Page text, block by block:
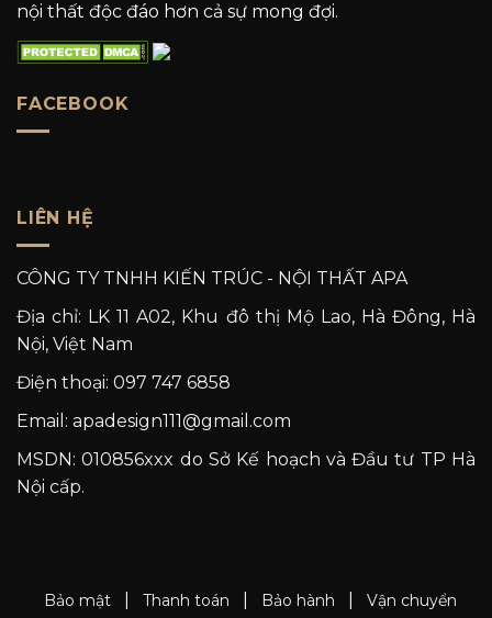
nội thất độc đáo hơn cả sự mong đợi.
FACEBOOK
LIÊN HỆ
CÔNG TY TNHH KIẾN TRÚC - NỘI THẤT APA
Địa chỉ: LK 11 A02, Khu đô thị Mộ Lao, Hà Đông, Hà
Nội, Việt Nam
Điện thoại: 097 747 6858
Email: apadesign111@gmail.com
MSDN: 010856xxx do Sở Kế hoạch và Đầu tư TP Hà
Nội cấp.
Bảo mật Thanh toán Bảo hành Vận chuyển